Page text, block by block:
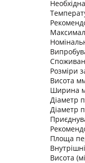
Розміри
Висота
Ширина
Діаметр
Діаметр
Площа
Висота